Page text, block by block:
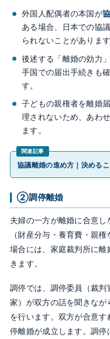
外国人配偶者の本国が
ある場合、日本での協
られないことがあります
後述する「離婚の効力
手国での届出手続きも
す。
子どもの親権者を離婚
理されないため、あわ
ます。
協議離婚の進め方｜決める
②調停離婚
夫婦の一方が離婚に合意
（財産分与・養育費・親
場合には、家庭裁判所に
きます。
調停では、調停委員（裁
家）が双方の話を聞きな
を行います。双方が合意
停離婚が成立します。調